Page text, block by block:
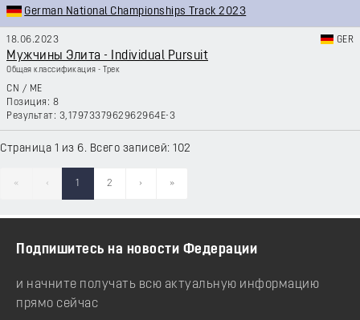
German National Championships Track 2023
18.06.2023 GER
Мужчины Элита - Individual Pursuit
Общая классификация - Трек
CN / ME
8
3,1797337962962964E-3
Страница 1 из 6. Всего записей: 102
« ‹ 1 2 › »
Подпишитесь на новости Федерации
и начните получать всю актуальную информацию
прямо сейчас